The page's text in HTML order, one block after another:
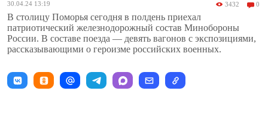
30.04.24 13:19 3432 0
В столицу Поморья сегодня в полдень приехал
патриотический железнодорожный состав Минобороны
России. В составе поезда — девять вагонов с экспозициями,
рассказывающими о героизме российских военных.